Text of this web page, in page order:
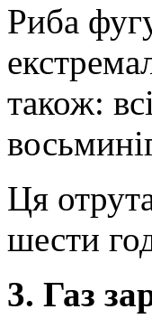
Риба
також:
Ця
шести
3. Газ